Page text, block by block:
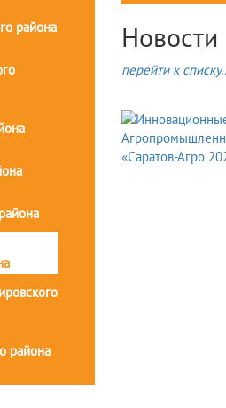
района
района
Новости
перейти к